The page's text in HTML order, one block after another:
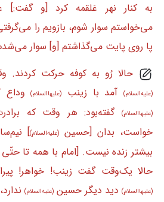
به کنار نهر عَلقمه کرد [و گفت:]
می‌خواستم سوار شوم، بازویم را
پا روی پایت می‌گذاشتم [و] سوار
حالا رُو به کوفه حرکت کردند.
(علیه‌السلام)آمد با زینب (علیهاالسلام)وداع
(علیهاالسلام)
گفته‌بود: هر وقت که
خواست، بدان [حسین (علیه‌السلام)]
بیشتر زنده نیست. [امام با همه تا
حالا یک‌وقت گفت زینب! خواهر!
(علیهاالسلام) دید دیگر حسین (علیه‌السلام)